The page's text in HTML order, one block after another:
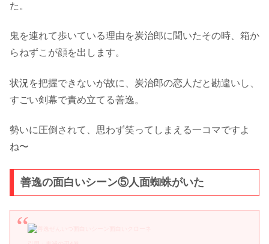
た。
鬼を連れて歩いている理由を炭治郎に聞いたその時、箱か
らねずこが顔を出します。
状況を把握できないが故に、炭治郎の恋人だと勘違いし、
すごい剣幕で責め立てる善逸。
勢いに圧倒されて、思わず笑ってしまえる一コマですよ
ね〜
善逸の面白いシーン⑤人面蜘蛛がいた